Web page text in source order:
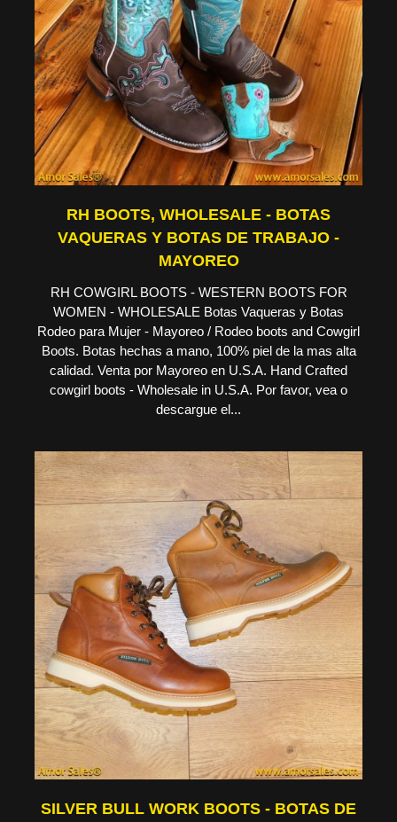
RH BOOTS, WHOLESALE - BOTAS
VAQUERAS Y BOTAS DE TRABAJO -
MAYOREO
RH COWGIRL BOOTS - WESTERN BOOTS FOR
WOMEN - WHOLESALE Botas Vaqueras y Botas
Rodeo para Mujer - Mayoreo / Rodeo boots and Cowgirl
Boots. Botas hechas a mano, 100% piel de la mas alta
calidad. Venta por Mayoreo en U.S.A. Hand Crafted
cowgirl boots - Wholesale in U.S.A. Por favor, vea o
descargue el...
SILVER BULL WORK BOOTS - BOTAS DE